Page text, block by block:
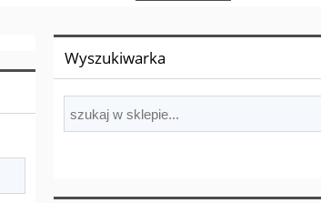
Wyszukiwarka